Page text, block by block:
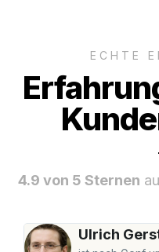
ECHTE
4.9 von 5 Sternen
Ulrich